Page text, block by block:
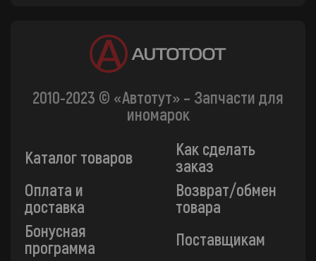
2010-2023 © «Автотут» – Запчасти для
иномарок
Каталог товаров
Как сделать
заказ
Оплата и
доставка
Возврат/обмен
товара
Бонусная
программа
Поставщикам